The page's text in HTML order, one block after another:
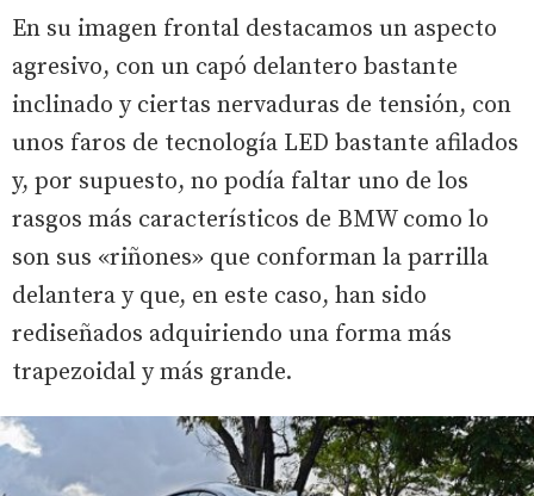
En su imagen frontal destacamos un aspecto
agresivo, con un capó delantero bastante
inclinado y ciertas nervaduras de tensión, con
unos faros de tecnología LED bastante afilados
y, por supuesto, no podía faltar uno de los
rasgos más característicos de BMW como lo
son sus «riñones» que conforman la parrilla
delantera y que, en este caso, han sido
rediseñados adquiriendo una forma más
trapezoidal y más grande.